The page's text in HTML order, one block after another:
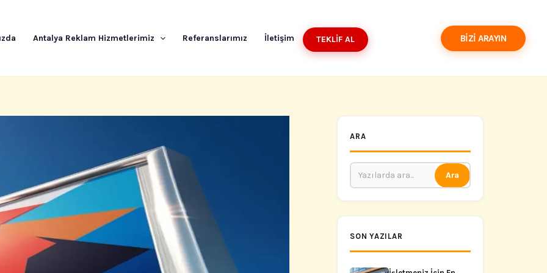
Antalya Reklam Hizmetlerimiz Referanslarımız İletişim TEKLIF AL BIZI ARAYIN
ARA
Ara
SON YAZILAR